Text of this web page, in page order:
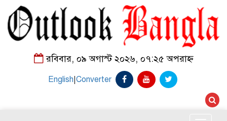
রবিবার, ০৯ অগাস্ট ২০২৬, ০৭:২৫ অপরাহ্ন
English|Converter